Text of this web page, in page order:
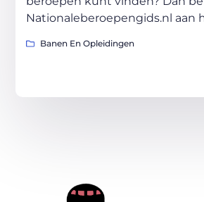
Nationaleberoepengids.nl aan
Banen En Opleidingen